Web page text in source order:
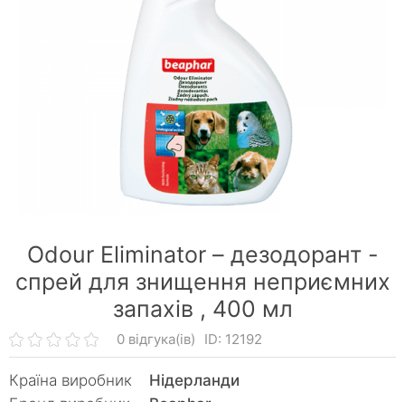
Odour Eliminator – дезодорант -
спрей для знищення неприємних
запахів , 400 мл
0 відгука(ів) ID: 12192
Країна виробник
Нідерланди